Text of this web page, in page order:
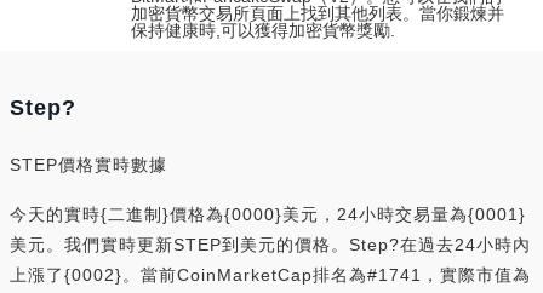
加密貨幣交易所頁面上找到其他列表。當你鍛煉并
保持健康時,可以獲得加密貨幣獎勵.
Step?
STEP價格實時數據
今天的實時{二進制}價格為{0000}美元，24小時交易量為{0001}
美元。我們實時更新STEP到美元的價格。Step?在過去24小時內
上漲了{0002}。當前CoinMarketCap排名為#1741，實際市值為